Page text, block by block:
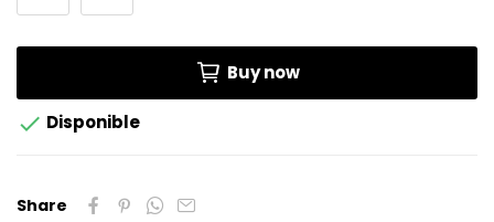
Buy now
 Disponible
Share